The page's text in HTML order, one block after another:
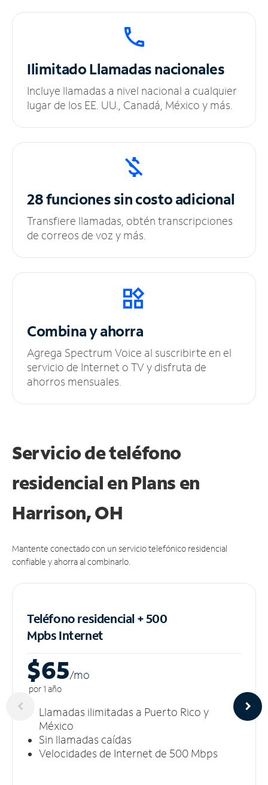
IlimitadoLlamadas nacionales
Incluye llamadas a nivel nacional a cualquier
lugar de los EE. UU., Canadá, México y más.
28 funciones sincosto adicional
Transfiere llamadas, obtén transcripciones
de correos de voz y más.
Combina y ahorra
Agrega Spectrum Voice al suscribirte en el
servicio de Internet o TV y disfruta de
ahorros mensuales.
Servicio de teléfono
residencial en Plans en
Harrison, OH
Mantente conectado con un servicio telefónico residencial
confiable y ahorra al combinarlo.
Teléfono residencial + 500
MpbsInternet
$65/mo
por 1 año
Llamadas ilimitadas a Puerto Rico y
México
Sin llamadas caídas
Velocidades de Internet de 500 Mbps